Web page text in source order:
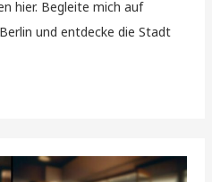
hier. Begleite mich auf
und entdecke die Stadt